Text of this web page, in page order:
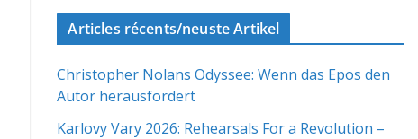
Articles récents/neuste Artikel
Christopher Nolans Odyssee: Wenn das Epos den
Autor herausfordert
Karlovy Vary 2026: Rehearsals For a Revolution –